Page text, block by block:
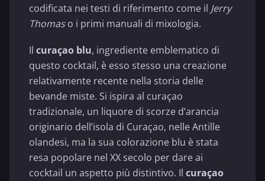
codificata nei testi di riferimento come il Jerry
Thomaso i primi manuali di mixologia.
Il curaçao blu, ingrediente emblematico di
questo cocktail, è esso stesso una creazione
relativamente recente nella storia delle
bevande miste. Si ispira al curaçao
tradizionale, un liquore di scorze d’arancia
originario dell’isola di Curaçao, nelle Antille
olandesi, ma la sua colorazione blu è stata
resa popolare nel XX secolo per dare ai
cocktail un aspetto più distintivo. Il curaçao